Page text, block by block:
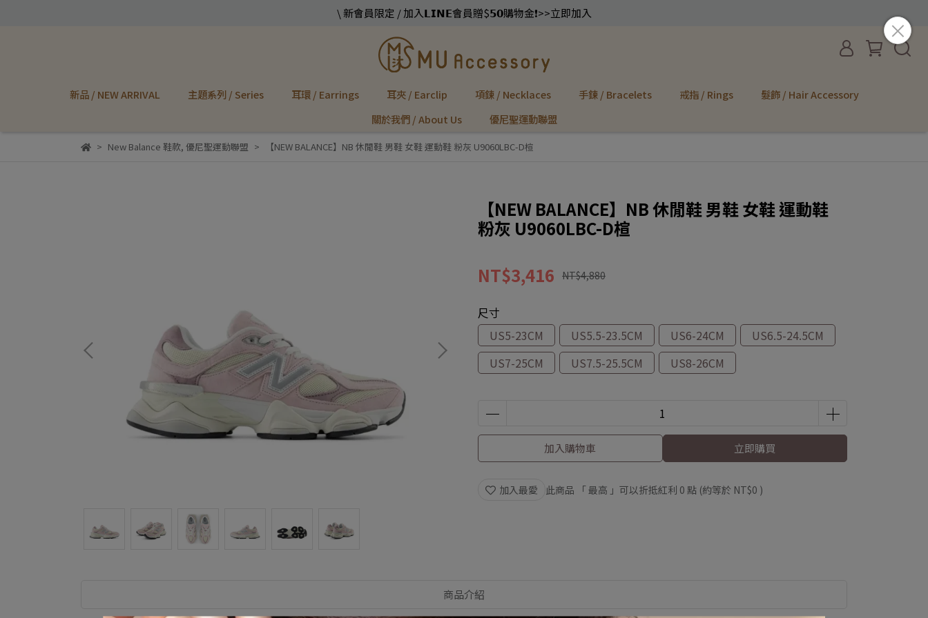
\ 新會員限定 / 加入𝗟𝗜𝗡𝗘會員贈$𝟱𝟬購物金❗️>>立即加入
新品 / NEW ARRIVAL 主題系列 / Series 耳環 / Earrings 耳夾 / Earclip 項鍊 / Necklaces 手鍊 / Bracelets 戒指 / Rings
髮飾 / Hair Accessory
關於我們 / About Us
優尼聖運動聯盟
New Balance 鞋款, 優尼聖運動聯盟 【NEW BALANCE】NB 休閒鞋 男鞋 女鞋 運動鞋 粉灰 U9060LBC-D楦
【NEW BALANCE】NB 休閒鞋 男鞋 女鞋 運動鞋
粉灰 U9060LBC-D楦
NT$3,416 NT$4,880
尺寸
US5-23CM
US5.5-23.5CM US6-24CM
US6.5-24.5CM
US7-25CM
US7.5-25.5CM US8-26CM
加入購物車 立即購買
加入最愛 此商品 「 最高 」可以折抵紅利 0 點 (約等於 NT$0 )
商品介紹